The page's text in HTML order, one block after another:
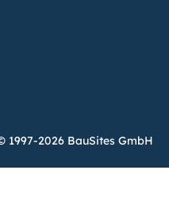
1997-2026 BauSites GmbH